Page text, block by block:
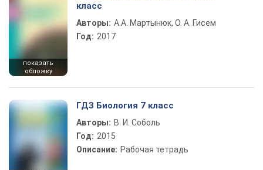
показать
обложку
класс
Авторы: А.А. Мартынюк, О. А. Гисем
Год: 2017
ГДЗ Биология 7 класс
Авторы: В. И. Соболь
Год: 2015
Описание: Рабочая тетрадь